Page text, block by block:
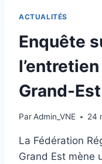
ACTUALITÉS
Enquête
Grand-Est
ParAdmin_VNE 24
La Fédération
Grand Est mène